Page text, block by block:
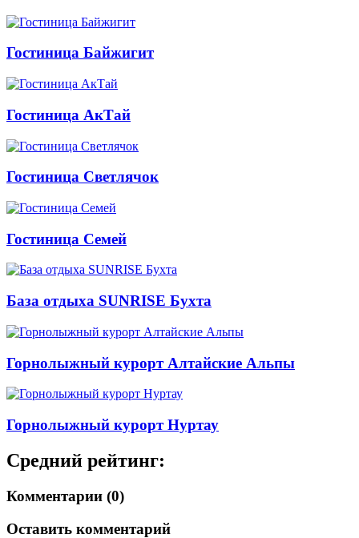
Гостиница Байжигит
Гостиница АкТай
Гостиница Светлячок
Гостиница Семей
База отдыха SUNRISE Бухта
Горнолыжный курорт Алтайские Альпы
Горнолыжный курорт Нуртау
Средний рейтинг:
Комментарии (0)
Оставить комментарий